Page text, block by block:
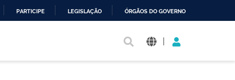
PARTICIPE LEGISLAÇÃO ÓRGÃOS DO GOVERNO
|